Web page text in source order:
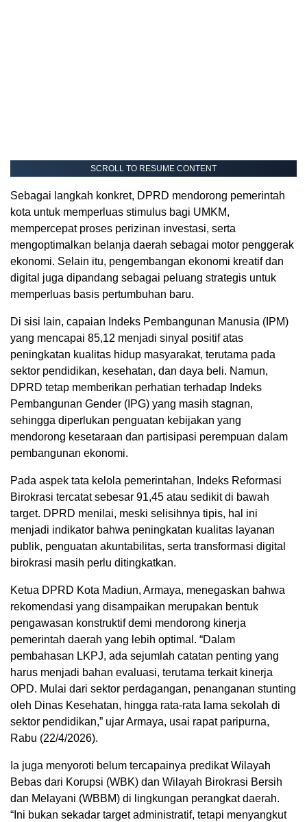
SCROLL TO RESUME CONTENT
Sebagai langkah konkret, DPRD mendorong pemerintah
kota untuk memperluas stimulus bagi UMKM,
mempercepat proses perizinan investasi, serta
mengoptimalkan belanja daerah sebagai motor penggerak
ekonomi. Selain itu, pengembangan ekonomi kreatif dan
digital juga dipandang sebagai peluang strategis untuk
memperluas basis pertumbuhan baru.
Di sisi lain, capaian Indeks Pembangunan Manusia (IPM)
yang mencapai 85,12 menjadi sinyal positif atas
peningkatan kualitas hidup masyarakat, terutama pada
sektor pendidikan, kesehatan, dan daya beli. Namun,
DPRD tetap memberikan perhatian terhadap Indeks
Pembangunan Gender (IPG) yang masih stagnan,
sehingga diperlukan penguatan kebijakan yang
mendorong kesetaraan dan partisipasi perempuan dalam
pembangunan ekonomi.
Pada aspek tata kelola pemerintahan, Indeks Reformasi
Birokrasi tercatat sebesar 91,45 atau sedikit di bawah
target. DPRD menilai, meski selisihnya tipis, hal ini
menjadi indikator bahwa peningkatan kualitas layanan
publik, penguatan akuntabilitas, serta transformasi digital
birokrasi masih perlu ditingkatkan.
Ketua DPRD Kota Madiun, Armaya, menegaskan bahwa
rekomendasi yang disampaikan merupakan bentuk
pengawasan konstruktif demi mendorong kinerja
pemerintah daerah yang lebih optimal. “Dalam
pembahasan LKPJ, ada sejumlah catatan penting yang
harus menjadi bahan evaluasi, terutama terkait kinerja
OPD. Mulai dari sektor perdagangan, penanganan stunting
oleh Dinas Kesehatan, hingga rata-rata lama sekolah di
sektor pendidikan,” ujar Armaya, usai rapat paripurna,
Rabu (22/4/2026).
Ia juga menyoroti belum tercapainya predikat Wilayah
Bebas dari Korupsi (WBK) dan Wilayah Birokrasi Bersih
dan Melayani (WBBM) di lingkungan perangkat daerah.
“Ini bukan sekadar target administratif, tetapi menyangkut